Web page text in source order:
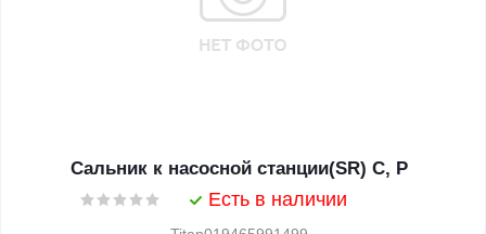
Сальник к насосной станции(SR) С, Р
Есть в наличии